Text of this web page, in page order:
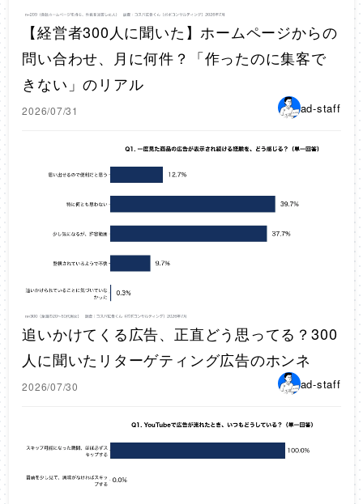
【経営者300人に聞いた】ホームページからの
問い合わせ、月に何件？「作ったのに集客で
きない」のリアル
2026/07/31 ad-staff
追いかけてくる広告、正直どう思ってる？300
人に聞いたリターゲティング広告のホンネ
2026/07/30 ad-staff